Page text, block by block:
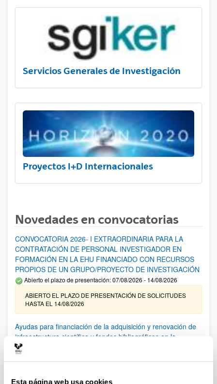
Esta página web usa cookies
Servicios Generales de Investigación
Proyectos I+D Internacionales
Novedades en convocatorias
CONVOCATORIA 2026- I EXTRAORDINARIA PARA LA
CONTRATACIÓN DE PERSONAL INVESTIGADOR EN
FORMACIÓN EN LA EHU FINANCIADO CON RECURSOS
PROPIOS DE UN GRUPO/PROYECTO DE INVESTIGACIÓN
Abierto el plazo de presentación: 07/08/2026 - 14/08/2026
ABIERTO EL PLAZO DE PRESENTACIÓN DE SOLICITUDES
HASTA EL 14/08/2026
Ayudas para financiación de la adquisición y renovación de
infraestructura científica y fondos bibliográficos en la
UPV/EHU 2026
solicitudes admitidas y excluidas. 23/03/2026: Relación